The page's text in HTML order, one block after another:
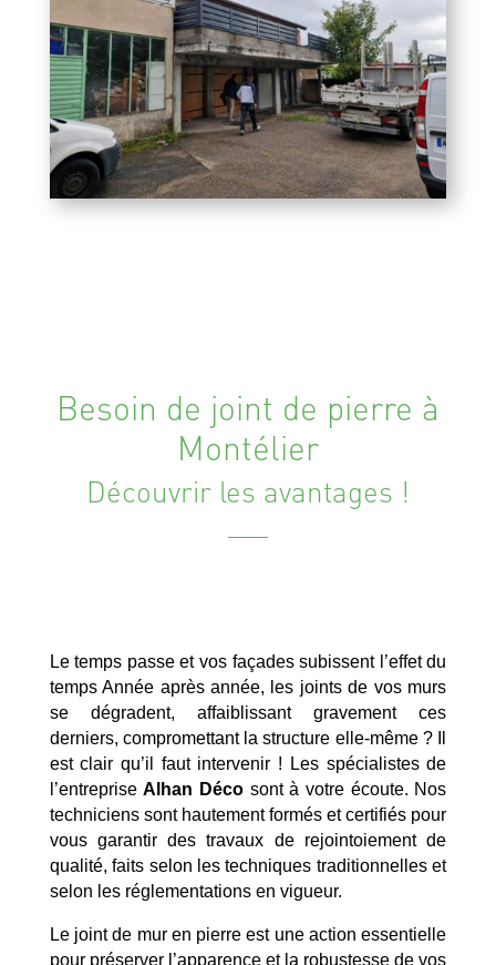
Besoin de joint de pierre à
Montélier
Découvrir les avantages !
Le temps passe et vos façades subissent l’effet du
temps Année après année, les joints de vos murs
se dégradent, affaiblissant gravement ces
derniers, compromettant la structure elle-même ? Il
est clair qu’il faut intervenir ! Les spécialistes de
l’entrepriseAlhan Déco sont à votre écoute. Nos
techniciens sont hautement formés et certifiés pour
vous garantir des travaux de rejointoiement de
qualité, faits selon les techniques traditionnelles et
selon les réglementations en vigueur.
Le joint de mur en pierre est une action essentielle
pour préserver l’apparence et la robustesse de vos